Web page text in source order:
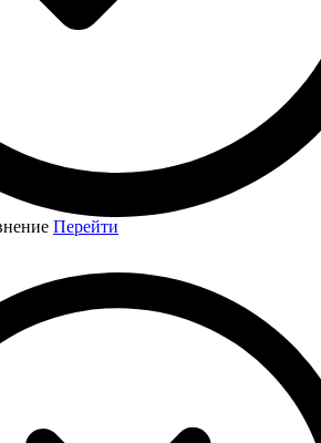
Перейти